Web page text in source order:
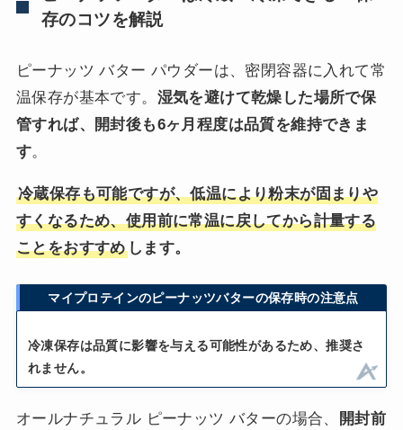
存のコツを解説
ピーナッツ バター パウダーは、密閉容器に入れて常
温保存が基本です。 湿気を避けて乾燥した場所で保
管すれば、開封後も6ヶ月程度は品質を維持できま
す。
冷蔵保存も可能ですが、低温により粉末が固まりや
すくなるため、使用前に常温に戻してから計量する
ことをおすすめします。
マイプロテインのピーナッツバターの保存時の注意点
冷凍保存は品質に影響を与える可能性があるため、推奨さ
れません。
オールナチュラル ピーナッツ バターの場合、
開封前